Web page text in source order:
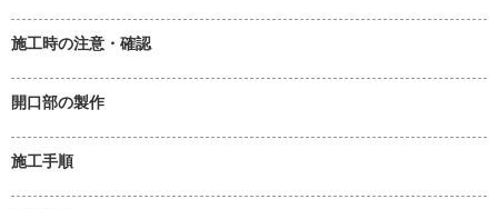
施工時の注意・確認
開口部の製作
施工手順